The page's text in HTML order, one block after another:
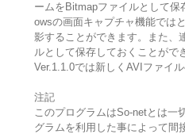
ームをBitmapファイルとして保
owsの画面キャプチャ機能では
影することができます。また、
ルとして保存しておくことがで
Ver.1.1.0では新しくAVIファイ
注記
このプログラムはSo-netとは一
グラムを利用した事によって間